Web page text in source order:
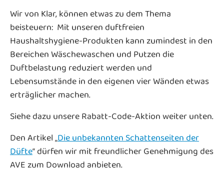
Wir von Klar, können etwas zu dem Thema
beisteuern: Mit unseren duftfreien
Haushaltshygiene-Produkten kann zumindest in den
Bereichen Wäschewaschen und Putzen die
Duftbelastung reduziert werden und
Lebensumstände in den eigenen vier Wänden etwas
erträglicher machen.
Siehe dazu unsere Rabatt-Code-Aktion weiter unten.
Den Artikel „Die unbekannten Schattenseiten der
Düfte“ dürfen wir mit freundlicher Genehmigung des
AVE zum Download anbieten.